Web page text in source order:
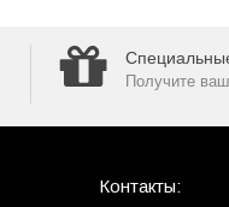
Получите
Контакты: